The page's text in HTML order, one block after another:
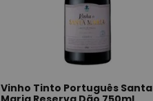
Vinho Tinto Português Santa